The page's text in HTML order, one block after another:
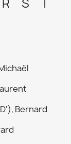
R S
T
Bernard